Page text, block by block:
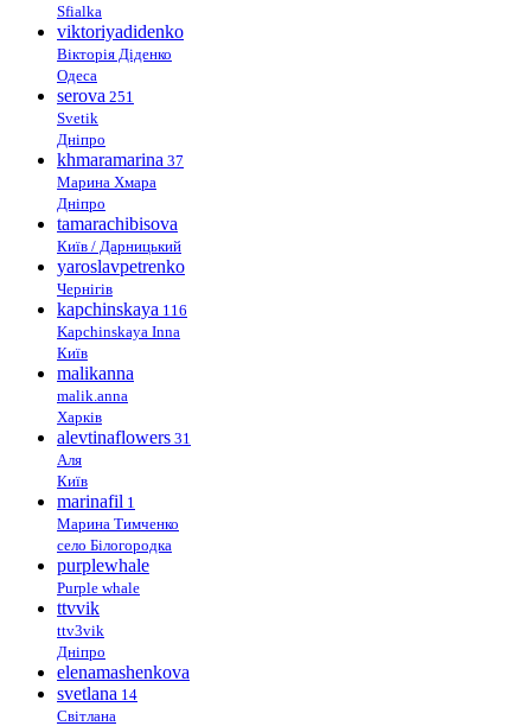
Sfialka
viktoriyadidenko
Вікторія Діденко
Одеса
serova 251
Svetik
Дніпро
khmaramarina 37
Марина Хмара
Дніпро
tamarachibisova
Київ / Дарницький
yaroslavpetrenko
Чернігів
kapchinskaya 116
Kapchinskaya Inna
Київ
malikanna
malik.anna
Харків
alevtinaflowers 31
Аля
Київ
marinafil 1
Марина Тимченко
село Білогородка
purplewhale
Purple whale
ttvvik
ttv3vik
Дніпро
elenamashenkova
svetlana 14
Світлана